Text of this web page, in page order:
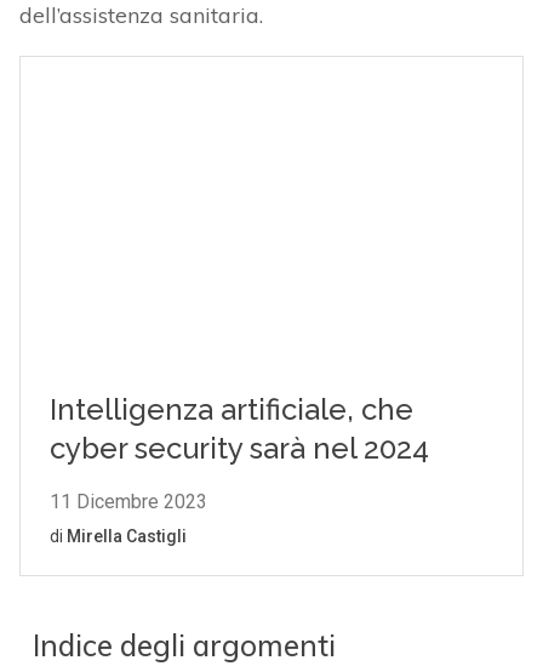
dell’assistenza sanitaria.
Indice degli argomenti